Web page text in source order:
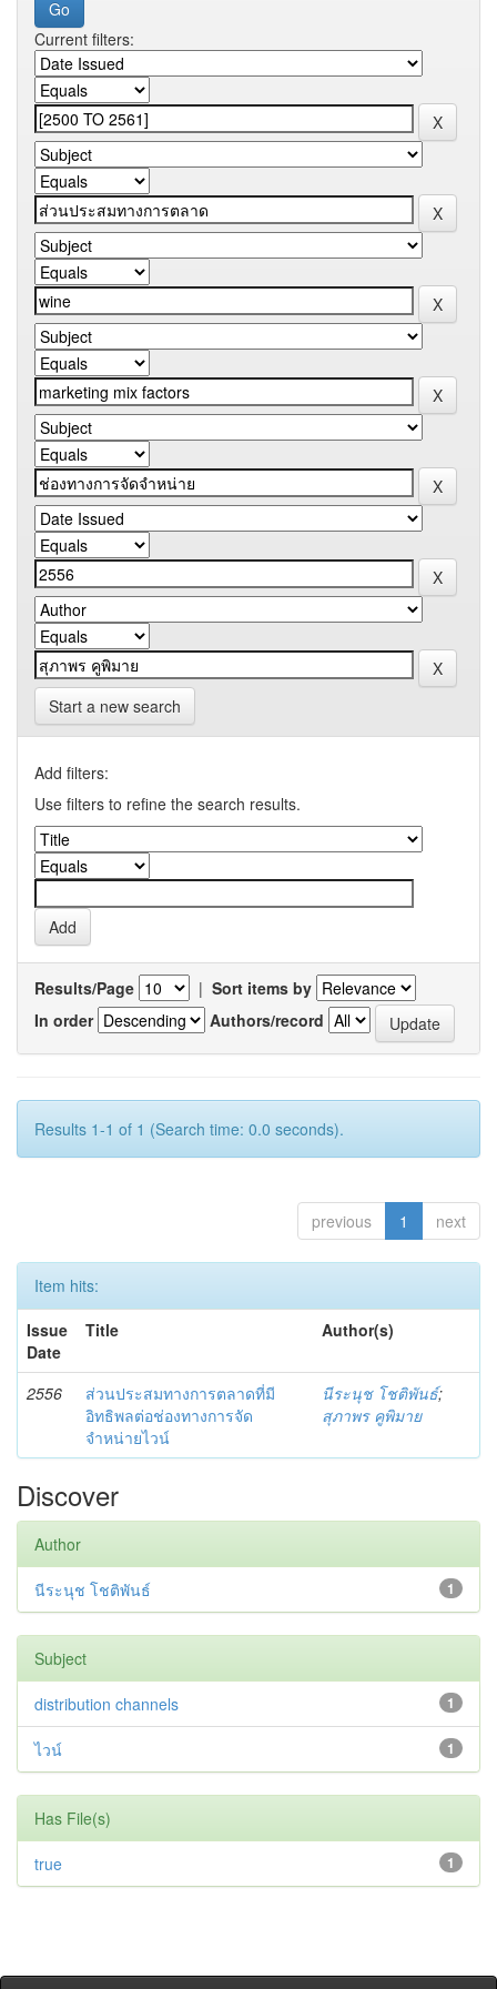
Current filters:
Start a new search
Add filters:
Use filters to refine the search results.
Results/Page | Sort items by
In order
Authors/record
Results 1-1 of 1 (Search time: 0.0 seconds).
previous 1 next
Item hits:
Issue
Date
Title Author(s)
2556
ส่วนประสมทางการตลาดที่มี
อิทธิพลต่อช่องทางการจัด
จำหน่ายไวน์
นีระนุช โชติพันธ์;
สุภาพร คูพิมาย
Discover
Author
1
นีระนุช โชติพันธ์
Subject
1
distribution channels
1
ไวน์
Has File(s)
1
true